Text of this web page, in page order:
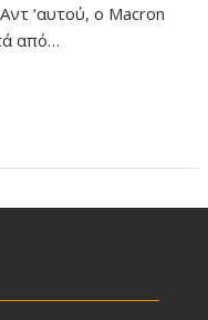
‘αυτού, ο Macron
από…